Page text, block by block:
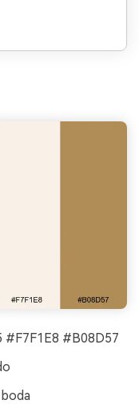
#F7F1E8 #B08D57